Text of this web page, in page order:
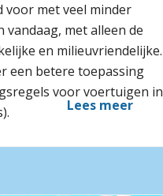
voor met veel minder
vandaag, met alleen de
en milieuvriendelijke.
een betere toepassing
voor voertuigen in
Lees meer